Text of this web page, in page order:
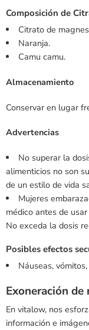
Composición de
Citrato de
Naranja.
Camu camu.
Almacenamiento
Conservar en lugar
Advertencias
No superar la
alimenticios no son
de un estilo de vida
Mujeres
médico antes de
No exceda la dosis
Posibles efectos
Náuseas,
Exoneración
En vitalow, nos
información e